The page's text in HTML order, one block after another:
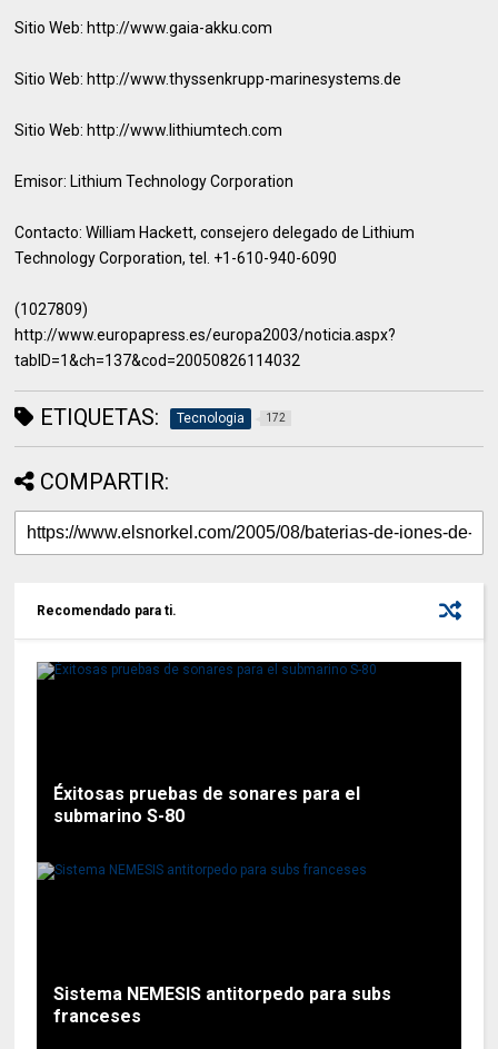
Sitio Web: http://www.gaia-akku.com
Sitio Web: http://www.thyssenkrupp-marinesystems.de
Sitio Web: http://www.lithiumtech.com
Emisor: Lithium Technology Corporation
Contacto: William Hackett, consejero delegado de Lithium
Technology Corporation, tel. +1-610-940-6090
(1027809)
http://www.europapress.es/europa2003/noticia.aspx?
tabID=1&ch=137&cod=20050826114032
ETIQUETAS: Tecnologia 172
COMPARTIR:
Recomendado para ti.
Éxitosas pruebas de sonares para el
submarino S-80
Sistema NEMESIS antitorpedo para subs
franceses